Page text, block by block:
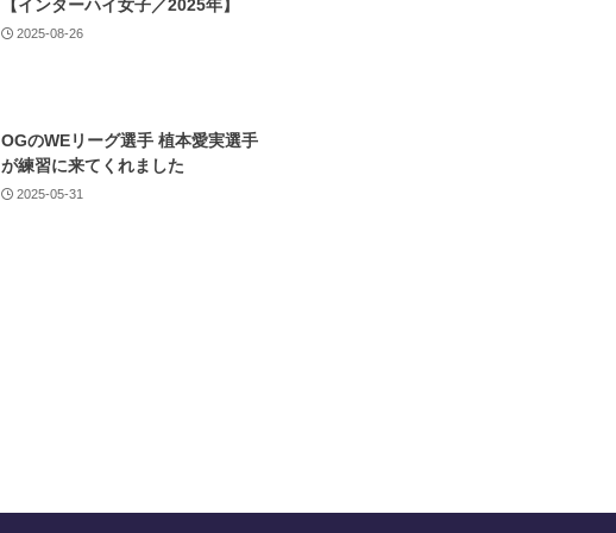
【インターハイ女子／2025年】
2025-08-26
OGのWEリーグ選手 植本愛実選手
が練習に来てくれました
2025-05-31